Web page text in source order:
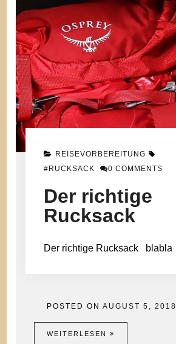
REISEVORBEREITUNG
#RUCKSACK
0 COMMENTS
Der richtige
Rucksack
Der richtige Rucksack blabla
POSTED ON AUGUST 5, 2018
WEITERLESEN